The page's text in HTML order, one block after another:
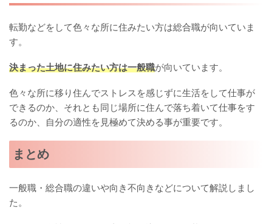
転勤などをして色々な所に住みたい方は総合職が向いていま
す。
決まった土地に住みたい方は一般職が向いています。
色々な所に移り住んでストレスを感じずに生活をして仕事が
できるのか、それとも同じ場所に住んで落ち着いて仕事をす
るのか、自分の適性を見極めて決める事が重要です。
まとめ
一般職・総合職の違いや向き不向きなどについて解説しまし
た。